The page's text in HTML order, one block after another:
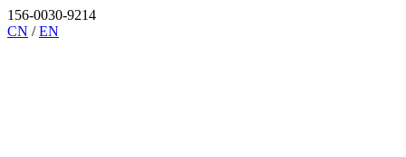
156-0030-9214
CN /EN